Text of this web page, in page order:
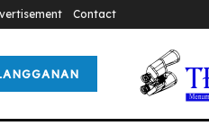
Contact